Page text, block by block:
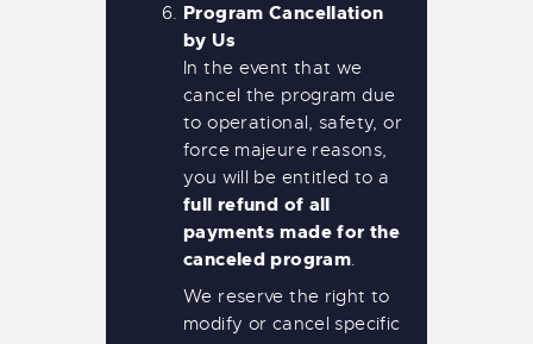
Program Cancellation
by Us
In the event that we
cancel the program due
to operational, safety, or
force majeure reasons,
you will be entitled to a
full refund of all
payments made for the
canceled program.
We reserve the right to
modify or cancel specific